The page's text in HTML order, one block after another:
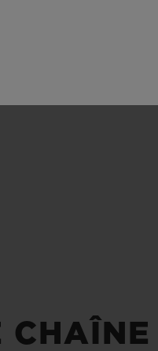
exportations de
traçabilité
CHAÎNE